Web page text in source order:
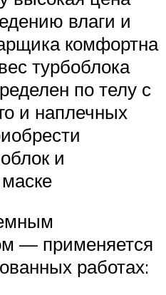
влаги и
комфортна
турбоблока
по телу с
и наплечных
и
— применяется
работах: